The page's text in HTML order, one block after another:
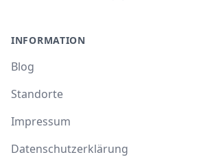
INFORMATION
Blog
Standorte
Impressum
Datenschutzerklärung